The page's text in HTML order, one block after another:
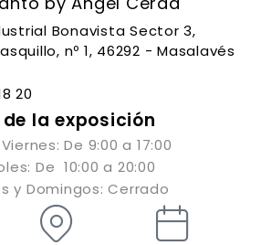
Bonavista Sector 3,
nº 1, 46292 - Masalavés
20
la exposición
De 9:00 a 17:00
De 10:00 a 20:00
y Domingos: Cerrado